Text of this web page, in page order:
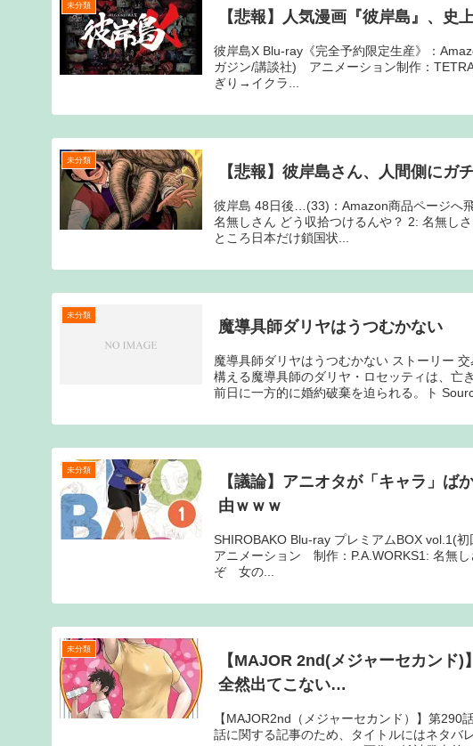
未分類
【悲報】人気漫画『彼岸島』、史
彼岸島X Blu-ray《完全予約限定生産》：
ガジン/講談社) アニメーション制作：
ぎり→イクラ...
未分類
【悲報】彼岸島さん、人間側にガ
彼岸島 48日後…(33)：Amazon商品ページへ
名無しさん どう収拾つけるんや？ 2: 名無し
ところ日本だけ鎖国状...
未分類
魔導具師ダリヤはうつむかない
魔導具師ダリヤはうつむかない ストーリー
構える魔導具師のダリヤ・ロセッティは、亡
前日に一方的に婚約破棄を迫られる。ト
未分類
【議論】アニオタが「キャラ」ば
由ｗｗｗ
SHIROBAKO Blu-ray プレミアムBOX vol.1(
アニメーション 制作：P.A.WORKS1: 名無
ぞ 女の...
未分類
【MAJOR 2nd(メジャーセカンド)
全然出てこない…
【MAJOR2nd（メジャーセカンド）】第
話に関する記事のため、タイトルにはネタバ